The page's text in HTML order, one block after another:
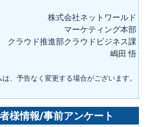
株式会社ネットワールド
マーケティング本部
クラウド推進部クラウドビジネス課
嶋田 悟
、予告なく変更する場合がございます。
様情報/事前アンケート